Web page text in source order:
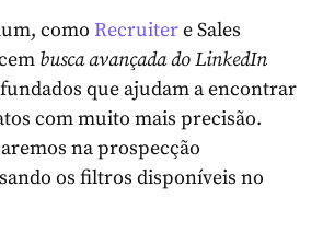
como Recruitere Sales
busca avançada do LinkedIn
que ajudam a encontrar
com muito mais precisão.
na prospecção
os filtros disponíveis no